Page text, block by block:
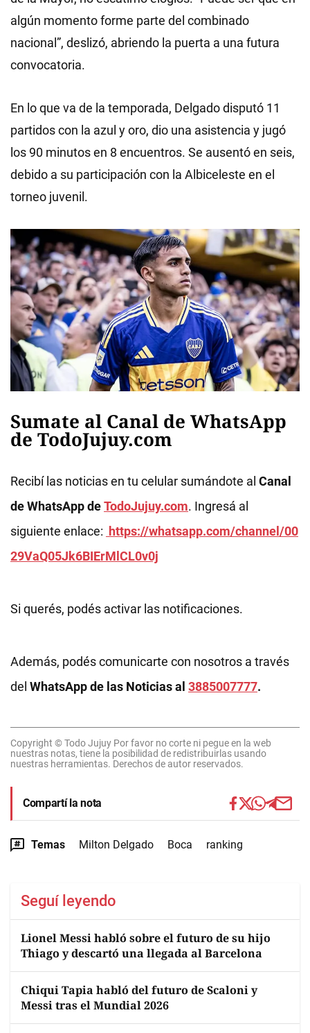
algún momento forme parte del combinado
nacional”, deslizó, abriendo la puerta a una futura
convocatoria.
En lo que va de la temporada, Delgado disputó 11
partidos con la azul y oro, dio una asistencia y jugó
los 90 minutos en 8 encuentros. Se ausentó en seis,
debido a su participación con la Albiceleste en el
torneo juvenil.
Sumate al Canal de WhatsApp
de TodoJujuy.com
Recibí las noticias en tu celular sumándote al Canal
de WhatsApp deTodoJujuy.com. Ingresá al
siguiente enlace: https://whatsapp.com/channel/00
29VaQ05Jk6BIErMlCL0v0j
Si querés, podés activar las notificaciones.
Además, podés comunicarte con nosotros a través
del WhatsApp de las Noticias al 3885007777.
Copyright © Todo Jujuy Por favor no corte ni pegue en la web
nuestras notas, tiene la posibilidad de redistribuirlas usando
nuestras herramientas. Derechos de autor reservados.
Compartí la nota
Temas Milton Delgado Boca ranking
Seguí leyendo
Lionel Messi habló sobre el futuro de su hijo
Thiago y descartó una llegada al Barcelona
Chiqui Tapia habló del futuro de Scaloni y
Messi tras el Mundial 2026